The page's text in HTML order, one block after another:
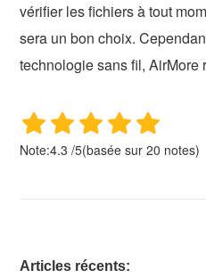
vérifier les fichiers à tout
sera un bon choix.
technologie sans fil, AirMore
Note:4.3 /5(basée sur20 notes)
Articles récents: